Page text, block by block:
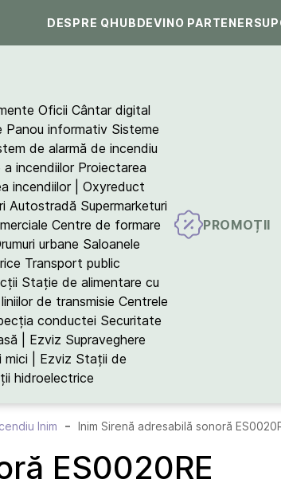
DESPRE QHUBDEVINO PARTENER
Oficii Cântar digital
Panou informativ Sisteme
de alarmă de incendiu
incendiilor Proiectarea
incendiilor | Oxyreduct
Autostradă Supermarketuri
Centre de formare
urbane Saloanele
Transport public
Stație de alimentare cu
de transmisie Centrele
conductei Securitate
| Ezviz Supraveghere
mici | Ezviz Stații de
hidroelectrice
PROMOȚII
Inim Inim Sirenă adresabilă sonoră
ES0020RE